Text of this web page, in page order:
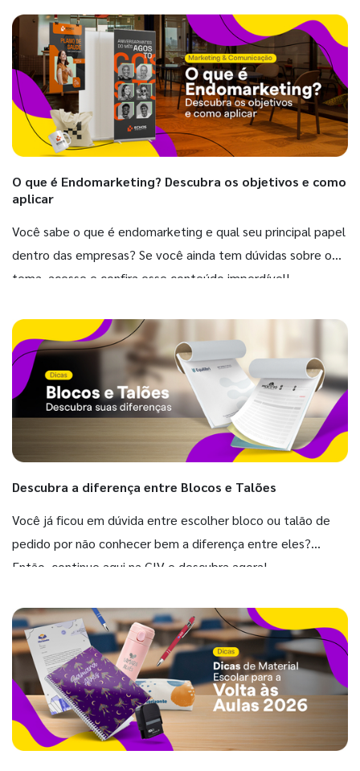
O que é Endomarketing? Descubra os objetivos e como
aplicar
Você sabe o que é endomarketing e qual seu principal papel
dentro das empresas? Se você ainda tem dúvidas sobre o
tema, acesse e confira esse conteúdo imperdível!
Descubra a diferença entre Blocos e Talões
Você já ficou em dúvida entre escolher bloco ou talão de
pedido por não conhecer bem a diferença entre eles?
Então, continue aqui na GIV e descubra agora!